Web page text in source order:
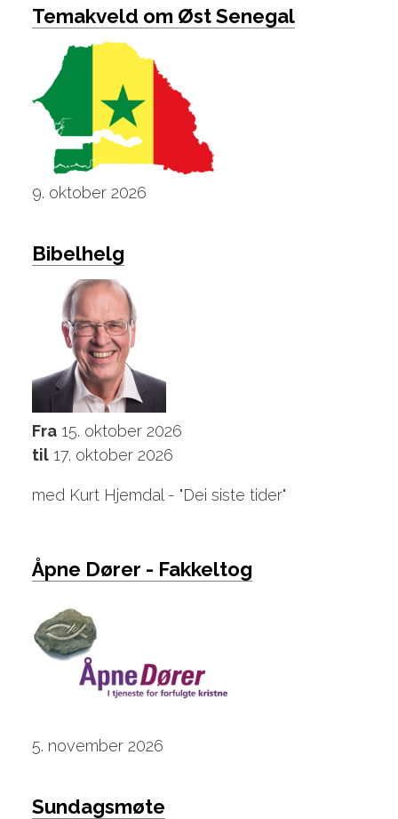
Temakveld om Øst Senegal
9. oktober 2026
Bibelhelg
Fra15. oktober 2026
til17. oktober 2026
med Kurt Hjemdal - "Dei siste tider"
Åpne Dører - Fakkeltog
5. november 2026
Sundagsmøte